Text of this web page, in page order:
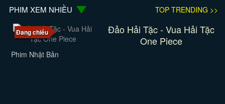
PHIM XEM NHIỀU TOP TRENDING >>
Đang chiếu
Đảo Hải Tặc - Vua Hải Tặc
One Piece
Phim Nhật Bản